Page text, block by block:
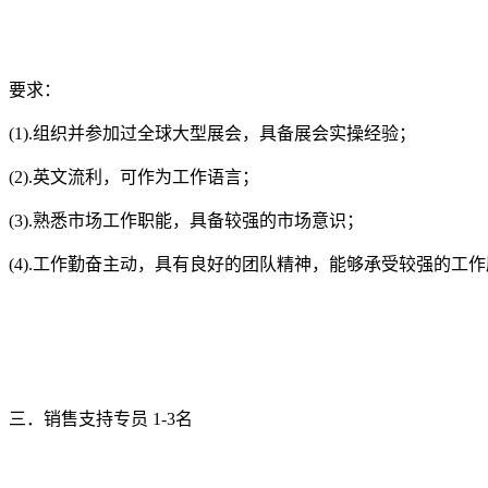
要求：
(1).组织并参加过全球大型展会，具备展会实操经验；
(2).英文流利，可作为工作语言；
(3).熟悉市场工作职能，具备较强的市场意识；
(4).工作勤奋主动，具有良好的团队精神，能够承受较强的工
三．销售支持专员 1-3名